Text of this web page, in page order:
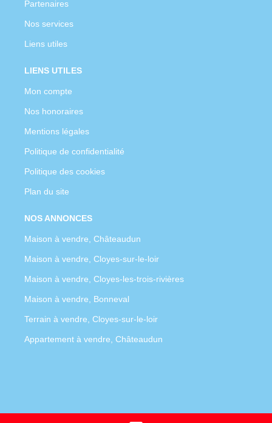
Partenaires
Nos services
Liens utiles
LIENS UTILES
Mon compte
Nos honoraires
Mentions légales
Politique de confidentialité
Politique des cookies
Plan du site
NOS ANNONCES
Maison à vendre, Châteaudun
Maison à vendre, Cloyes-sur-le-loir
Maison à vendre, Cloyes-les-trois-rivières
Maison à vendre, Bonneval
Terrain à vendre, Cloyes-sur-le-loir
Appartement à vendre, Châteaudun